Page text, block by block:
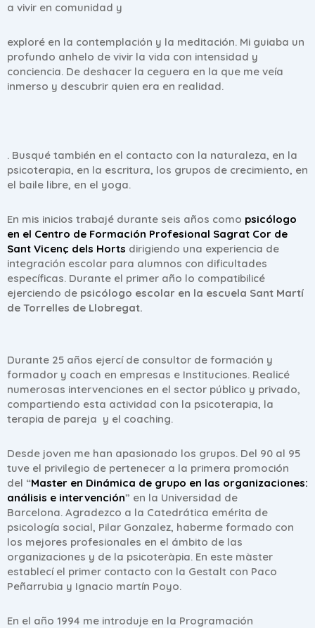
a vivir en comunidad y
exploré en la contemplación y la meditación. Mi guiaba un
profundo anhelo de vivir la vida con intensidad y
conciencia. De deshacer la ceguera en la que me veía
inmerso y descubrir quien era en realidad.
. Busqué también en el contacto con la naturaleza, en la
psicoterapia, en la escritura, los grupos de crecimiento, en
el baile libre, en el yoga.
En mis inicios trabajé durante seis años como psicólogo
en el Centro de Formación Profesional Sagrat Cor de
Sant Vicenç dels Horts dirigiendo una experiencia de
integración escolar para alumnos con dificultades
específicas. Durante el primer año lo compatibilicé
ejerciendo de psicólogo escolar en la escuela Sant Martí
de Torrelles de Llobregat.
Durante 25 años ejercí de consultor de formación y
formador y coach en empresas e Instituciones. Realicé
numerosas intervenciones en el sector público y privado,
compartiendo esta actividad con la psicoterapia, la
terapia de pareja y el coaching.
Desde joven me han apasionado los grupos. Del 90 al 95
tuve el privilegio de pertenecer a la primera promoción
del “Master en Dinámica de grupo en las organizaciones:
análisis e intervención” en la Universidad de
Barcelona. Agradezco a la Catedrática emérita de
psicología social, Pilar Gonzalez, haberme formado con
los mejores profesionales en el ámbito de las
organizaciones y de la psicoteràpia. En este màster
establecí el primer contacto con la Gestalt con Paco
Peñarrubia y Ignacio martín Poyo.
En el año 1994 me introduje en la Programación